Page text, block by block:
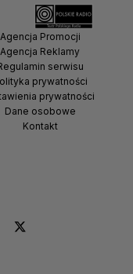
Agencja Promocji
Agencja Reklamy
serwisu
prywatności
prywatności
Dane osobowe
Kontakt